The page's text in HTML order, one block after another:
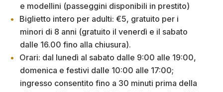
e modellini (passeggini disponibili in prestito)
Biglietto intero per adulti: €5, gratuito per i
minori di 8 anni (gratuito il venerdì e il sabato
dalle 16.00 fino alla chiusura).
Orari: dal lunedì al sabato dalle 9:00 alle 19:00,
domenica e festivi dalle 10:00 alle 17:00;
ingresso consentito fino a 30 minuti prima della